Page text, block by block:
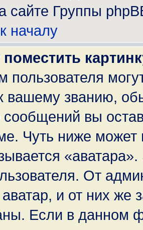
сайте Группы
началу
поместить
пользователя
вашему званию,
сообщений вы
Чуть ниже может
От
и от них же
Если в данном